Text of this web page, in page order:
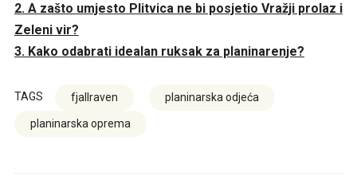
2. A zašto umjesto Plitvica ne bi posjetio Vražji prolaz i
Zeleni vir?
3. Kako odabrati idealan ruksak za planinarenje?
TAGS fjallraven planinarska odjeća
planinarska oprema